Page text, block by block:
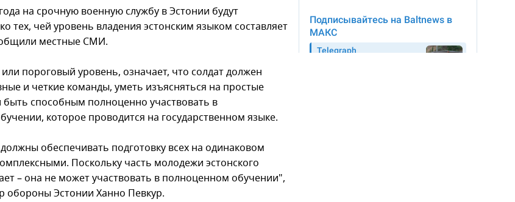
на срочную военную службу в Эстонии будут
тех, чей уровень владения эстонским языком составляет
местные СМИ.
или пороговый уровень, означает, что солдат должен
и четкие команды, уметь изъясняться на простые
способным полноценно участвовать в
которое проводится на государственном языке.
обеспечивать подготовку всех на одинаковом
Поскольку часть молодежи эстонского
– она не может участвовать в полноценном обучении",
обороны Эстонии Ханно Певкур.